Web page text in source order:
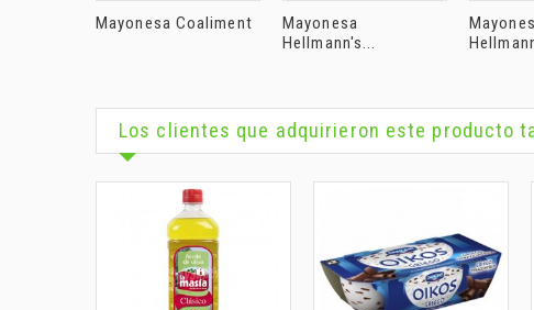
Mayonesa Coaliment
Mayonesa
Hellmann's...
Los clientes que adquirieron este producto